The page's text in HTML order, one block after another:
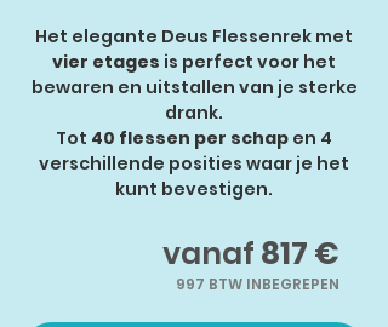
Het elegante Deus Flessenrek met
vier etages is perfect voor het
bewaren en uitstallen van je sterke
drank.
Tot 40 flessen per schap en 4
verschillende posities waar je het
kunt bevestigen.
vanaf 817 €
997 BTW INBEGREPEN